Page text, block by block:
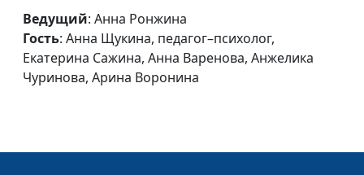
Булатова, Светлана
Быкова, Нина
Никифорова, Арина
Воронина
ценности
психолог, Юлия
Ведущий: Анна Ронжина
Гость: Анна Щукина, педагог–психолог,
Екатерина Сажина, Анна Варенова, Анжелика
Чуринова, Арина Воронина